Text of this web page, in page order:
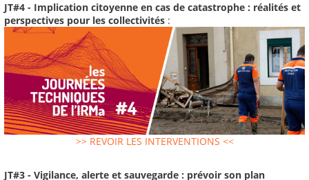
JT#4 - Implication citoyenne en cas de catastrophe : réalités et
perspectives pour les collectivités :
>> REVOIR LES INTERVENTIONS <<
JT#3 - Vigilance, alerte et sauvegarde : prévoir son plan